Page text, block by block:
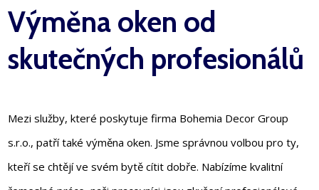
Výměna oken od
skutečných profesionálů
Mezi služby, které poskytuje firma Bohemia Decor Group
s.r.o., patří také výměna oken. Jsme správnou volbou pro ty,
kteří se chtějí ve svém bytě cítit dobře. Nabízíme kvalitní